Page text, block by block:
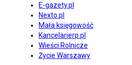
E-gazety.pl
Nexto.pl
Mała księgowość
Kancelarierp.pl
Wieści Rolnicze
Życie Warszawy